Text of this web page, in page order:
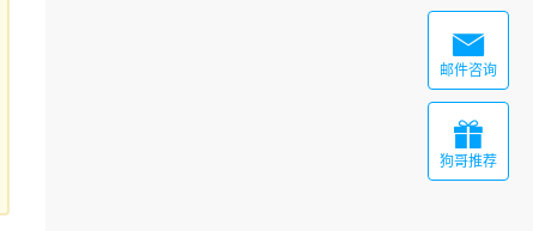

邮件咨询

狗哥推荐